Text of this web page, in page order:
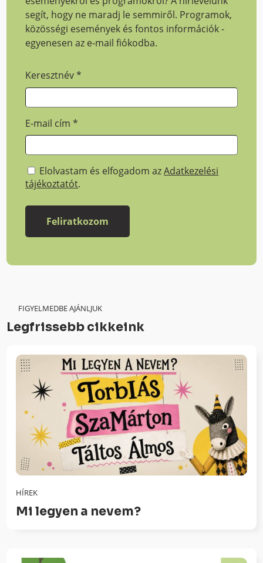
segít, hogy ne maradj le semmiről. Programok,
közösségi események és fontos információk -
egyenesen az e-mail fiókodba.
Keresztnév*
E-mail cím*
Elolvastam és elfogadom azAdatkezelési
tájékoztatót.
FIGYELMEDBE AJÁNLJUK
Legfrissebb cikkeink
HÍREK
Mi legyen a nevem?